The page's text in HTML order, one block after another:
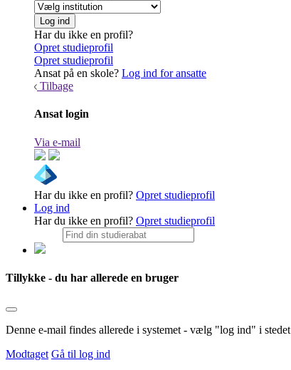
Har du ikke en profil?
Opret studieprofil
Opret studieprofil
Ansat på en skole? Log ind for ansatte
Tilbage
Ansat login
Via e-mail
Har du ikke en profil? Opret studieprofil
Log ind
Har du ikke en profil? Opret studieprofil
Tillykke - du har allerede en bruger
Denne e-mail findes allerede i systemet - vælg "log ind" i stedet
Modtaget Gå til log ind